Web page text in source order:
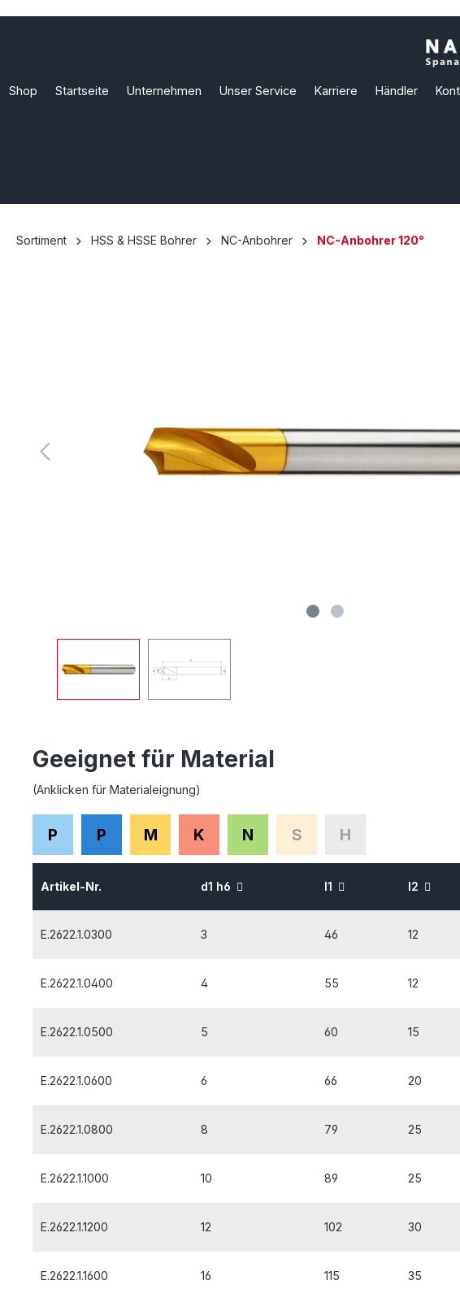
Shop Startseite Unternehmen Unser Service Karriere Händler
Sortiment HSS & HSSE Bohrer NC-Anbohrer NC-Anbohrer 120°
Geeignet für Material
(Anklicken für Materialeignung)
P P M K N S H
Artikel-Nr. d1 h6 l1 l2
E.2622.1.0300 3 46 12
E.2622.1.0400 4 55 12
E.2622.1.0500 5 60 15
E.2622.1.0600 6 66 20
E.2622.1.0800 8 79 25
E.2622.1.1000 10 89 25
E.2622.1.1200 12 102 30
E.2622.1.1600 16 115 35